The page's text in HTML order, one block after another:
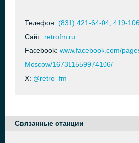
Телефон: (831) 421-64-04; 419-
Сайт: retrofm.ru
Facebook: www.facebook.com/
Moscow/167311559974106/
X: @retro_fm
Связанные станции